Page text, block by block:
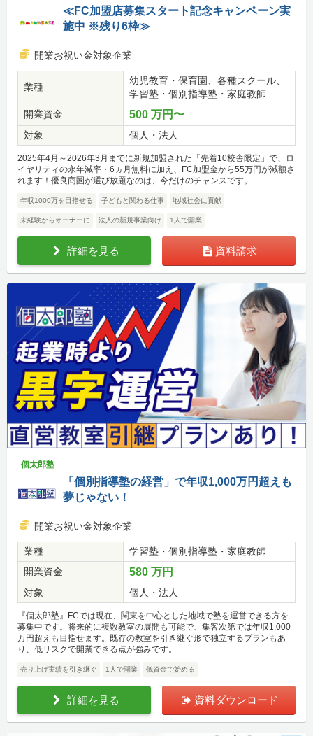
≪FC加盟店募集スタート記念キャンペーン実
施中 ※残り6枠≫
開業お祝い金対象企業
業種
幼児教育・保育園、各種スクール、
学習塾・個別指導塾・家庭教師
開業資金
500 万円〜
対象 個人・法人
2025年4月～2026年3月までに新規加盟された「先着10校舎限定」で、ロ
イヤリティの永年減率・6ヵ月無料に加え、FC加盟金から55万円が減額さ
れます！優良商圏が選び放題なのは、今だけのチャンスです。
年収1000万を目指せる 子どもと関わる仕事 地域社会に貢献
未経験からオーナーに 法人の新規事業向け 1人で開業
詳細を見る 資料請求
個太郎塾
「個別指導塾の経営」で年収1,000万円超えも
夢じゃない！
開業お祝い金対象企業
業種
学習塾・個別指導塾・家庭教師
開業資金
580 万円
対象 個人・法人
『個太郎塾』FCでは現在、関東を中心とした地域で塾を運営できる方を
募集中です。将来的に複数教室の展開も可能で、集客次第では年収1,000
万円超えも目指せます。既存の教室を引き継ぐ形で独立するプランもあ
り、低リスクで開業できる点が強みです。
売り上げ実績を引き継ぐ 1人で開業 低資金で始める
詳細を見る 資料ダウンロード